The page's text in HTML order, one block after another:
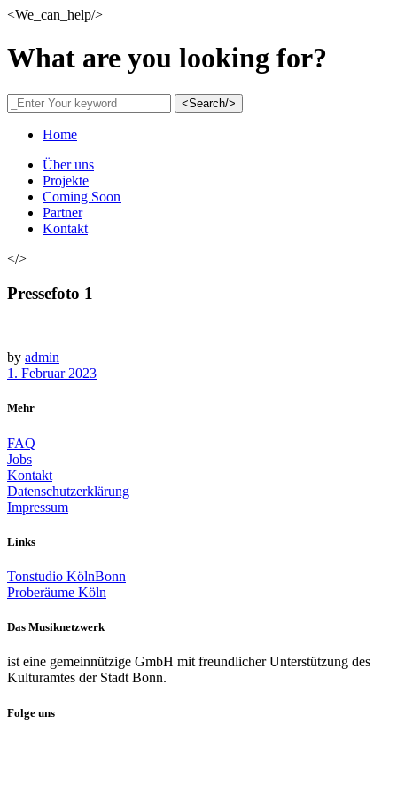
<We_can_help/>
What are you looking for?
<Search/>
Home
Über uns
Projekte
Coming Soon
Partner
Kontakt
</>
Pressefoto 1
by admin
1. Februar 2023
Mehr
FAQ
Jobs
Kontakt
Datenschutzerklärung
Impressum
Links
Tonstudio KölnBonn
Proberäume Köln
Das Musiknetzwerk
ist eine gemeinnützige GmbH mit freundlicher Unterstützung des
Kulturamtes der Stadt Bonn.
Folge uns